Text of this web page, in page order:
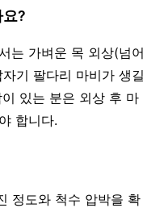
?
는 가벼운 목 외상(넘어
기 팔다리 마비가 생길
있는 분은 외상 후 마
합니다.
정도와 척수 압박을 확